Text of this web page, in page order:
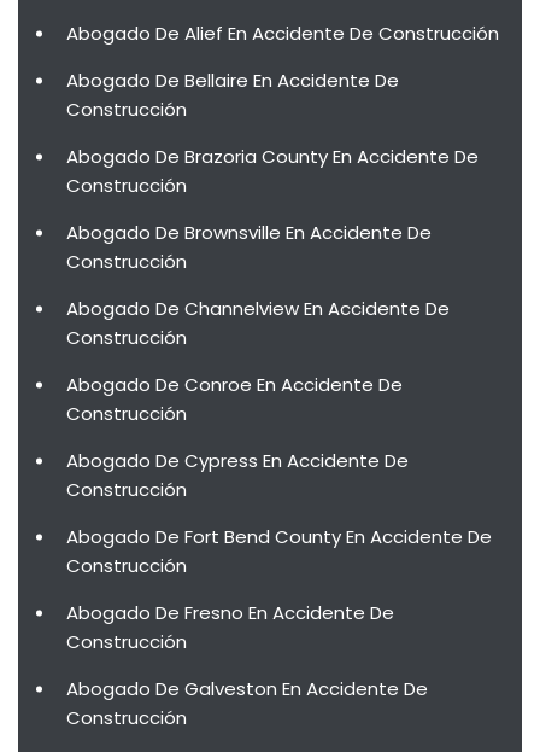
Abogado De Alief En Accidente De Construcción
Abogado De Bellaire En Accidente De
Construcción
Abogado De Brazoria County En Accidente De
Construcción
Abogado De Brownsville En Accidente De
Construcción
Abogado De Channelview En Accidente De
Construcción
Abogado De Conroe En Accidente De
Construcción
Abogado De Cypress En Accidente De
Construcción
Abogado De Fort Bend County En Accidente De
Construcción
Abogado De Fresno En Accidente De
Construcción
Abogado De Galveston En Accidente De
Construcción